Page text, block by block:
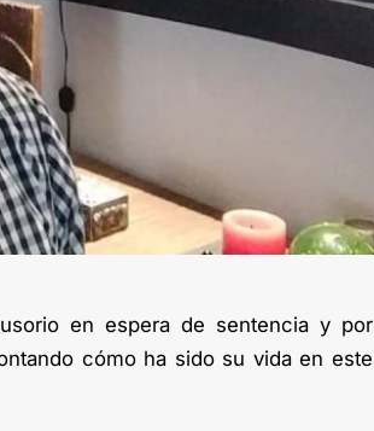
en espera de sentencia y por
cómo ha sido su vida en este